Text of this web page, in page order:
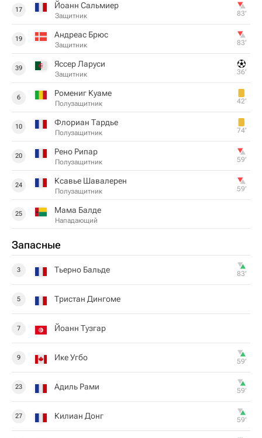
17 Йоанн Сальмиер
Защитник 83‎’‎
19 Андреас Брюс
Защитник 83‎’‎
39 Яссер Ларуси
Защитник 36‎’‎
6 Ромениг Куаме
Полузащитник 42‎’‎
10 Флориан Тардье
Полузащитник 74‎’‎
20 Рено Рипар
Полузащитник 59‎’‎
24 Ксавье Шавалерен
Полузащитник 59‎’‎
25 Мама Балде
Нападающий
Запасные
3 Тьерно Бальде 83‎’‎
5 Тристан Дингоме
7 Йоанн Тузгар
9 Ике Угбо 59‎’‎
23 Адиль Рами 59‎’‎
27 Килиан Донг 59‎’‎